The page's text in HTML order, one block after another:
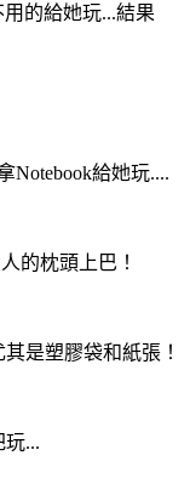
的給她玩...結果
Notebook給她玩....
的枕頭上巴！
是塑膠袋和紙張！
...